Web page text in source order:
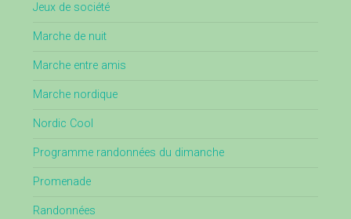
Jeux de société
Marche de nuit
Marche entre amis
Marche nordique
Nordic Cool
Programme randonnées du dimanche
Promenade
Randonnées